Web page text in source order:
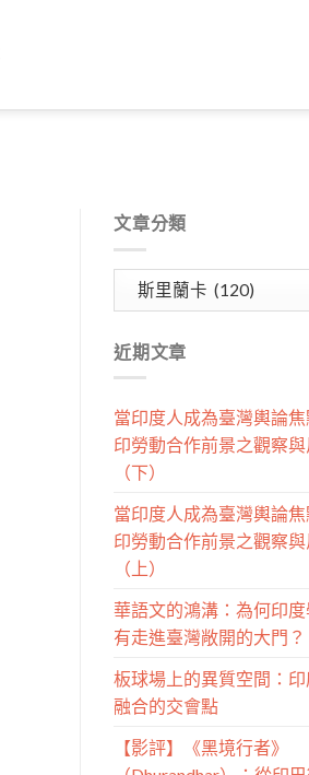
文章分類
類
近期文章
當印度人成為臺灣輿論
印勞動合作前景之觀察與
（下）
當印度人成為臺灣輿論
印勞動合作前景之觀察與
（上）
華語文的鴻溝：為何印
有走進臺灣敞開的大門？
板球場上的異質空間：
融合的交會點
【影評】《黑境行者》